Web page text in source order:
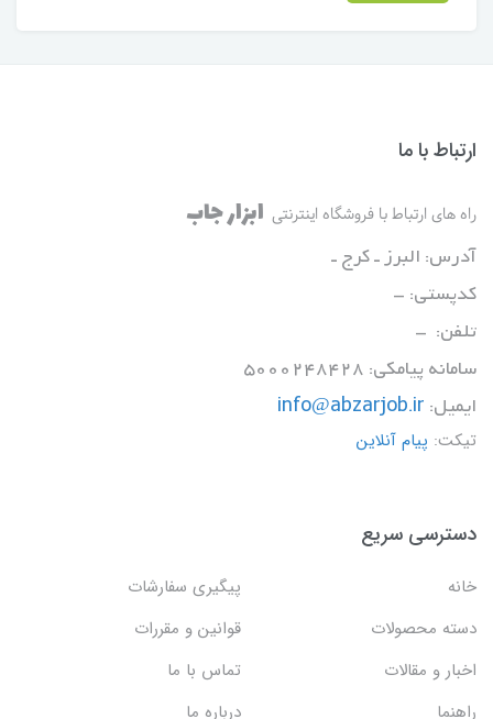
ارتباط با ما
راه های ارتباط با فروشگاه اینترنتی ابزار جاب
آدرس: البرز ـ کرج ـ
کدپستی: -
تلفن: -
سامانه پیامکی: 5000248428
ایمیل: info@abzarjob.ir
تیکت: پیام آنلاین
دسترسی سریع
خانه
پیگیری سفارشات
دسته محصولات
قوانین و مقررات
اخبار و مقالات
تماس با ما
راهنما
درباره ما